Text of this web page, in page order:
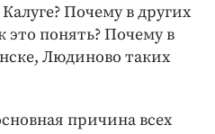
Почему в других
это понять? Почему в
Людиново таких
причина всех